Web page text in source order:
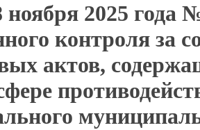
ноября 2025
контроля за
актов,